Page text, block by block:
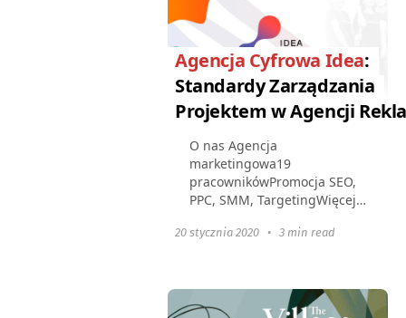
Agencja Cyfrowa Idea:
Standardy Zarządzania
Projektem w Agencji
O nas Agencja
marketingowa19
pracownikówPromocja SEO,
PPC, SMM, TargetingWięcej
90 pomyślnie
współzałożycielka i dyrektor
marketingu...
20 stycznia 2020 • 3 min read